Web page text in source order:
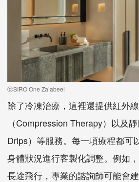
ⓒSIRO One Za’abeel
除了冷凍治療，這裡還提供紅外
（Compression Therapy）以及
Drips）等服務。每一項療程都可
身體狀況進行客製化調整。例如
長途飛行，專業的諮詢師可能會